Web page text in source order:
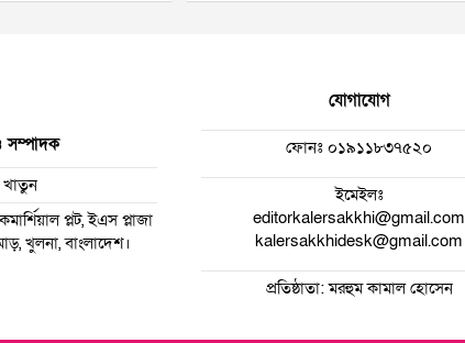
সম্পাদক
খাতুন
প্লট, ইএস প্লাজা
খুলনা, বাংলাদেশ।
যোগাযোগ
ফোনঃ ০১৯১১৮৩৭৫২০
ইমেইলঃ
editorkalersakkhi@gmail.com
kalersakkhidesk@gmail.com
প্রতিষ্ঠাতা: মরহুম কামাল হোসেন